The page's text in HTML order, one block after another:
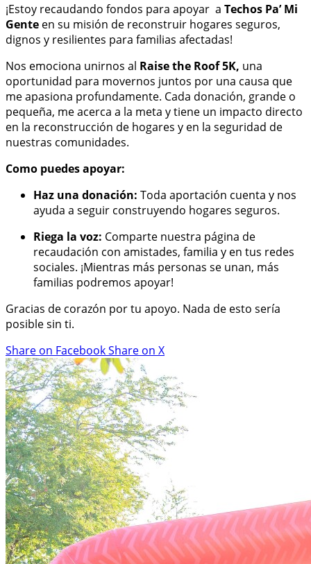
¡Estoy recaudando fondos para apoyar a Techos Pa’ Mi
Gente en su misión de reconstruir hogares seguros,
dignos y resilientes para familias afectadas!
Nos emociona unirnos al Raise the Roof5K, una
oportunidad para movernos juntos por una causa que
me apasiona profundamente. Cada donación, grande o
pequeña, me acerca a la meta y tiene un impacto directo
en la reconstrucción de hogares y en la seguridad de
nuestras comunidades.
Como puedes apoyar:
Haz una donación: Toda aportación cuenta y nos
ayuda a seguir construyendo hogares seguros.
Riega la voz: Comparte nuestra página de
recaudación con amistades, familia y en tus redes
sociales. ¡Mientras más personas se unan, más
familias podremos apoyar!
Gracias de corazón por tu apoyo. Nada de esto sería
posible sin ti.
Share on FacebookShare on X